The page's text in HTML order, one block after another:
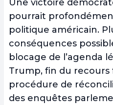
Une victoire
pourrait
politique américain.
conséquences
blocage de l’agenda
Trump, fin du recours
procédure de
des enquêtes